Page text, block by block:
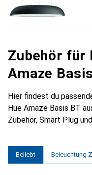
Zubehör für
Amaze
Hier findest du
Hue Amaze Basis BT
Zubehör, Smart Plug
Beliebt Beleuchtung